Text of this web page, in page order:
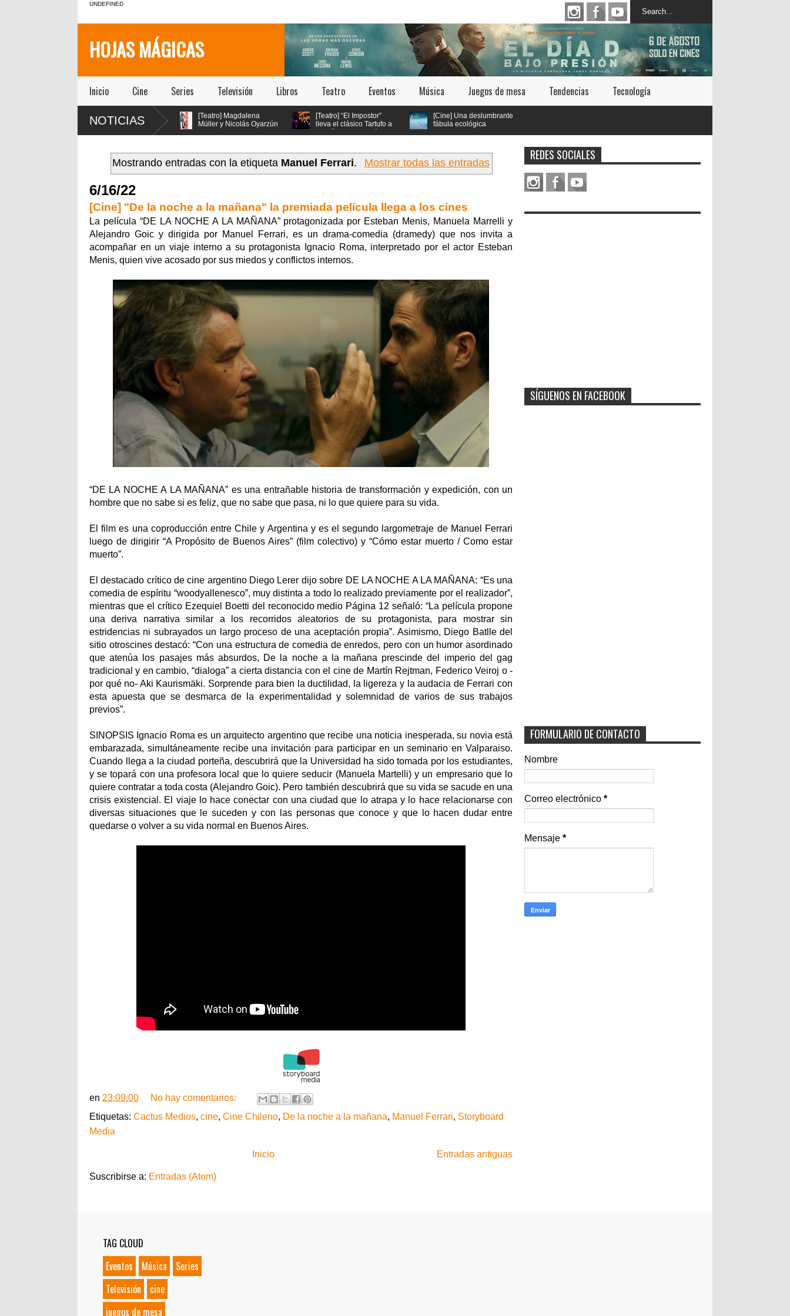
UNDEFINED
HOJAS MÁGICAS
Inicio Cine Series Televisión Libros Teatro Eventos Música Juegos de mesa Tendencias Tecnología
NOTICIAS
[Teatro] María Gracia
Omegna protagoniza
[Teatro] Magdalena
Müller y Nicolás Oyarzún
[Teatro] “El Impostor”
lleva el clásico Tartufo a
[Cine] Una deslumbrante
fábula ecológica
Mostrando entradas con la etiqueta Manuel Ferrari. Mostrar todas las entradas
6/16/22
[Cine] "De la noche a la mañana" la premiada película llega a los cines
La película “DE LA NOCHE A LA MAÑANA” protagonizada por Esteban Menis, Manuela Marrelli y
Alejandro Goic y dirigida por Manuel Ferrari, es un drama-comedia (dramedy) que nos invita a
acompañar en un viaje interno a su protagonista Ignacio Roma, interpretado por el actor Esteban
Menis, quien vive acosado por sus miedos y conflictos internos.
“DE LA NOCHE A LA MAÑANA” es una entrañable historia de transformación y expedición, con un
hombre que no sabe si es feliz, que no sabe que pasa, ni lo que quiere para su vida.
El film es una coproducción entre Chile y Argentina y es el segundo largometraje de Manuel Ferrari
luego de dirigirir “A Propósito de Buenos Aires” (film colectivo) y “Cómo estar muerto / Como estar
muerto”.
El destacado crítico de cine argentino Diego Lerer dijo sobre DE LA NOCHE A LA MAÑANA: “Es una
comedia de espíritu “woodyallenesco”, muy distinta a todo lo realizado previamente por el realizador”,
mientras que el crítico Ezequiel Boetti del reconocido medio Página 12 señaló: “La película propone
una deriva narrativa similar a los recorridos aleatorios de su protagonista, para mostrar sin
estridencias ni subrayados un largo proceso de una aceptación propia”. Asimismo, Diego Batlle del
sitio otroscines destacó: “Con una estructura de comedia de enredos, pero con un humor asordinado
que atenúa los pasajes más absurdos, De la noche a la mañana prescinde del imperio del gag
tradicional y en cambio, “dialoga” a cierta distancia con el cine de Martín Rejtman, Federico Veiroj o -
por qué no- Aki Kaurismäki. Sorprende para bien la ductilidad, la ligereza y la audacia de Ferrari con
esta apuesta que se desmarca de la experimentalidad y solemnidad de varios de sus trabajos
previos”.
SINOPSIS Ignacio Roma es un arquitecto argentino que recibe una noticia inesperada, su novia está
embarazada, simultáneamente recibe una invitación para participar en un seminario en Valparaiso.
Cuando llega a la ciudad porteña, descubrirá que la Universidad ha sido tomada por los estudiantes,
y se topará con una profesora local que lo quiere seducir (Manuela Martelli) y un empresario que lo
quiere contratar a toda costa (Alejandro Goic). Pero también descubrirá que su vida se sacude en una
crisis existencial. El viaje lo hace conectar con una ciudad que lo atrapa y lo hace relacionarse con
diversas situaciones que le suceden y con las personas que conoce y que lo hacen dudar entre
quedarse o volver a su vida normal en Buenos Aires.
en 23:09:00
No hay comentarios:
Etiquetas: Cactus Medios, cine, Cine Chileno, De la noche a la mañana, Manuel Ferrari, Storyboard
Media
Entradas antiguas
Inicio
Suscribirse a: Entradas (Atom)
REDES SOCIALES
SÍGUENOS EN FACEBOOK
FORMULARIO DE CONTACTO
Nombre
Correo electrónico *
Mensaje *
TAG CLOUD
Eventos
Música
Series
Televisión
cine
juegos de mesa